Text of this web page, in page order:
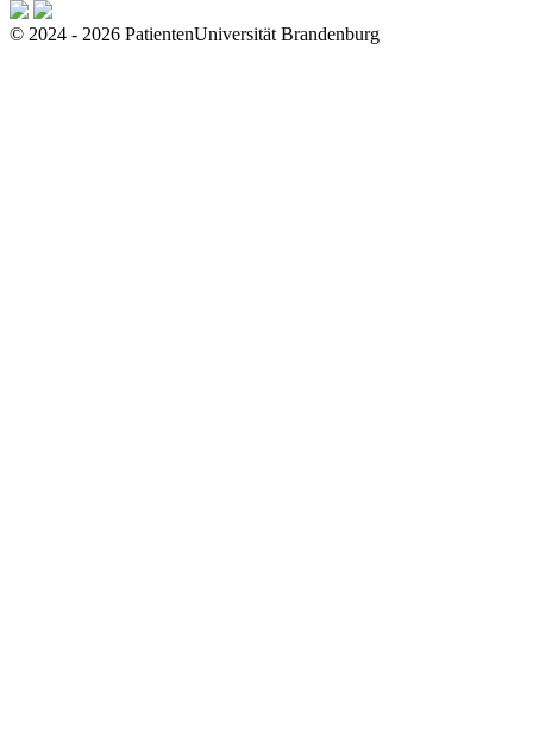
© 2024 - 2026 PatientenUniversität Brandenburg